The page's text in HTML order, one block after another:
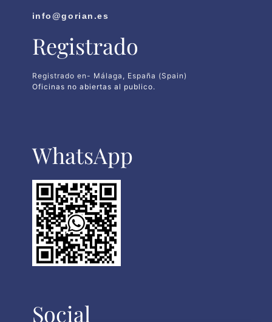
info@gorian.es
Registrado
Registrado en- Málaga, España (Spain)
Oficinas no abiertas al publico.
WhatsApp​
Social